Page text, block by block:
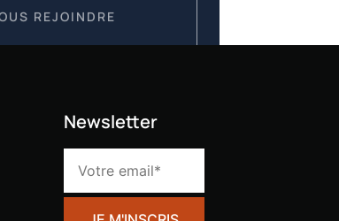
Newsletter